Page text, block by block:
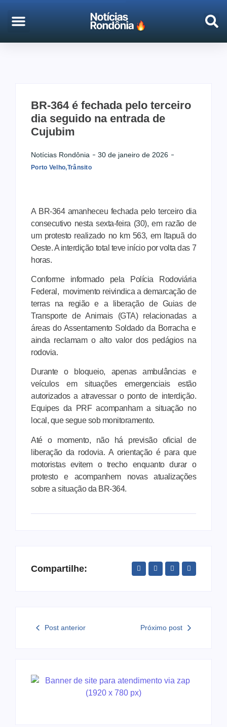
BR-364 é fechada pelo terceiro
dia seguido na entrada de
Cujubim
Notícias Rondônia 30 de janeiro de 2026
Porto Velho,Trânsito
A BR-364 amanheceu fechada pelo terceiro dia
consecutivo nesta sexta-feira (30), em razão de
um protesto realizado no km 563, em Itapuã do
Oeste. A interdição total teve início por volta das 7
horas.
Conforme informado pela Polícia Rodoviária
Federal, movimento reivindica a demarcação de
terras na região e a liberação de Guias de
Transporte de Animais (GTA) relacionadas a
áreas do Assentamento Soldado da Borracha e
ainda reclamam o alto valor dos pedágios na
rodovia.
Durante o bloqueio, apenas ambulâncias e
veículos em situações emergenciais estão
autorizados a atravessar o ponto de interdição.
Equipes da PRF acompanham a situação no
local, que segue sob monitoramento.
Até o momento, não há previsão oficial de
liberação da rodovia. A orientação é para que
motoristas evitem o trecho enquanto durar o
protesto e acompanhem novas atualizações
sobre a situação da BR-364.
Compartilhe:
Post anterior Próximo post